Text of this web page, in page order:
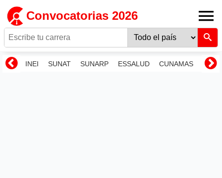
Convocatorias 2026
INEI SUNAT SUNARP ESSALUD CUNAMAS